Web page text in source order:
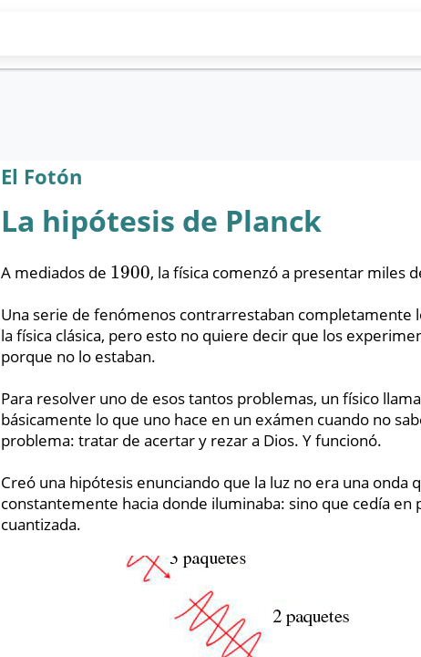
El Fotón
La hipótesis de Planck
A mediados de 1900
1900 , la física comenzó a presentar miles
Una serie de fenómenos contrarrestaban completamente
la física clásica, pero esto no quiere decir que los
porque no lo estaban.
Para resolver uno de esos tantos problemas, un físico
básicamente lo que uno hace en un exámen cuando no
problema: tratar de acertar y rezar a Dios. Y funcionó.
Creó una hipótesis enunciando que la luz no era una onda
constantemente hacia donde iluminaba: sino que cedía en
cuantizada.